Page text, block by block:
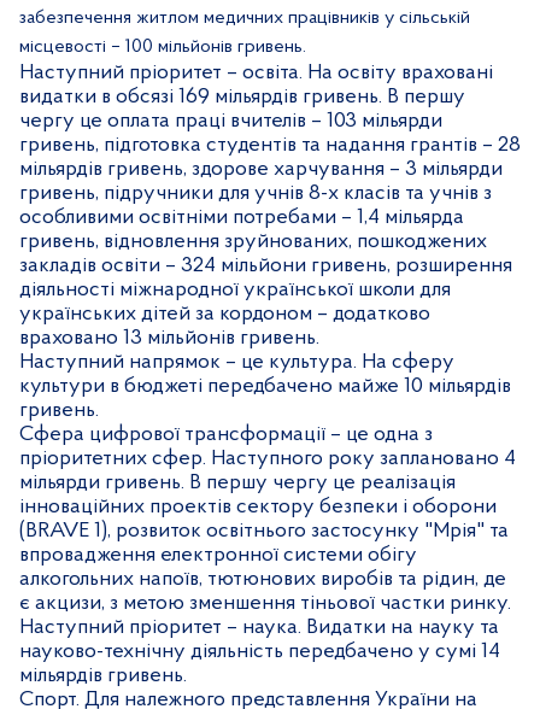
забезпечення житлом медичних працівників у сільській
місцевості – 100 мільйонів гривень.
Наступний пріоритет – освіта. На освіту враховані
видатки в обсязі 169 мільярдів гривень. В першу
чергу це оплата праці вчителів – 103 мільярди
гривень, підготовка студентів та надання грантів – 28
мільярдів гривень, здорове харчування – 3 мільярди
гривень, підручники для учнів 8-х класів та учнів з
особливими освітніми потребами – 1,4 мільярда
гривень, відновлення зруйнованих, пошкоджених
закладів освіти – 324 мільйони гривень, розширення
діяльності міжнародної української школи для
українських дітей за кордоном – додатково
враховано 13 мільйонів гривень.
Наступний напрямок – це культура. На сферу
культури в бюджеті передбачено майже 10 мільярдів
гривень.
Сфера цифрової трансформації – це одна з
пріоритетних сфер. Наступного року заплановано 4
мільярди гривень. В першу чергу це реалізація
інноваційних проектів сектору безпеки і оборони
( BRAVE 1), розвиток освітнього застосунку "Мрія" та
впровадження електронної системи обігу
алкогольних напоїв, тютюнових виробів та рідин, де
є акцизи, з метою зменшення тіньової частки ринку.
Наступний пріоритет – наука. Видатки на науку та
науково-технічну діяльність передбачено у сумі 14
мільярдів гривень.
Спорт. Для належного представлення України на